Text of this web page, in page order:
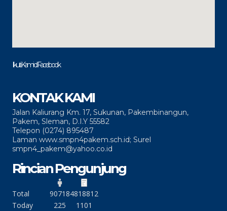
Ikuti Kami di Facebook
KONTAK KAMI
Jalan Kaliurang Km. 17, Sukunan, Pakembinangun,
Pakem, Sleman, D.I.Y 55582
Telepon (0274) 895487
Laman www.smpn4pakem.sch.id; Surel
smpn4_pakem@yahoo.co.id
Rincian Pengunjung
Total 907184818812
Today
225
1101